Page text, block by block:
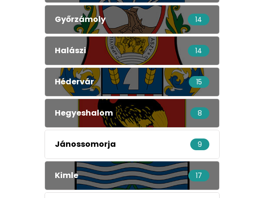
Győrzámoly 14
Halászi 14
Hédervár 15
Hegyeshalom 8
Jánossomorja 9
Kimle 17